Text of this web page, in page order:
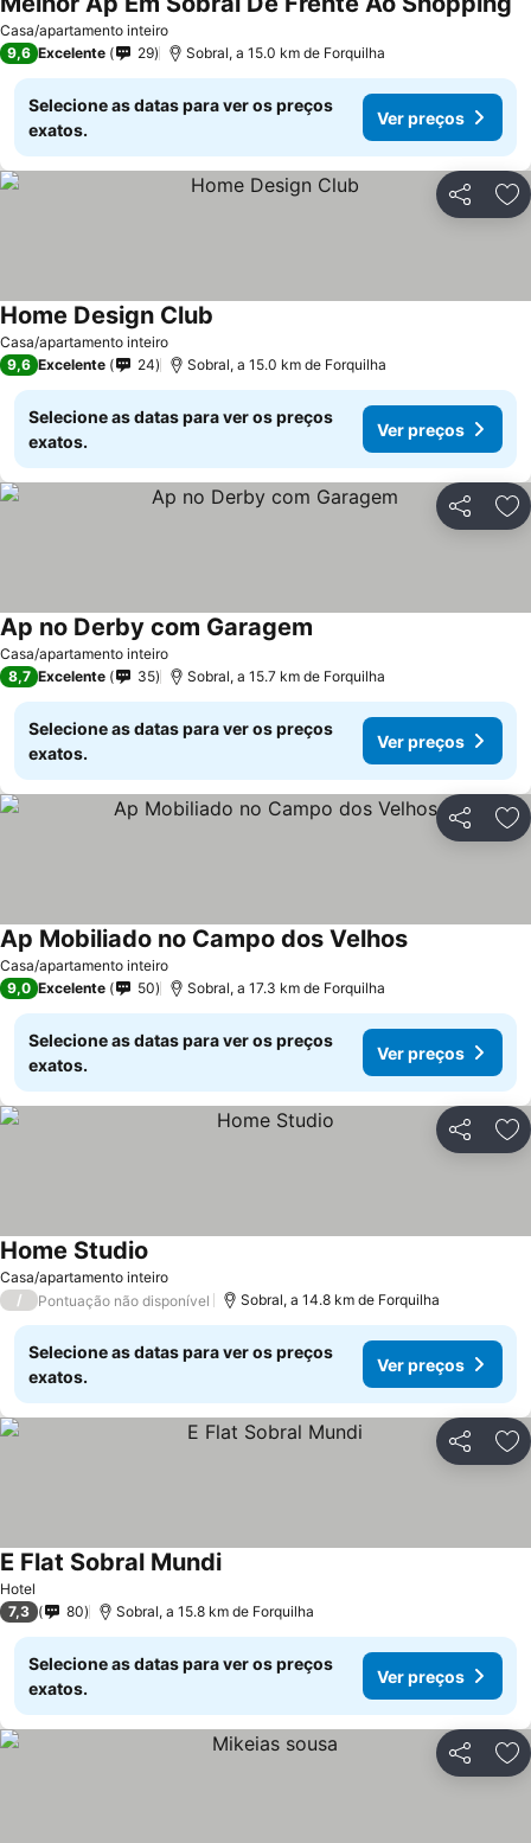
Casa/apartamento inteiro
9,6 Excelente 29 Sobral, a 15.0 km de Forquilha
Selecione as datas para ver os preços
exatos.
Ver preços
Partilhar
Casa/apartamento inteiro
Home Design Club
9,6 Excelente 24 Sobral, a 15.0 km de Forquilha
Selecione as datas para ver os preços
exatos.
Ver preços
Partilhar
Casa/apartamento inteiro
Ap no Derby com Garagem
8,7 Excelente 35 Sobral, a 15.7 km de Forquilha
Selecione as datas para ver os preços
exatos.
Ver preços
Partilhar
Casa/apartamento inteiro
Ap Mobiliado no Campo dos VelhosVer preços
9,0 Excelente 50 Sobral, a 17.3 km de Forquilha
Selecione as datas para ver os preços
exatos.
Ver preços
Partilhar
Casa/apartamento inteiro
Home Studio
/ Pontuação não disponível Sobral, a 14.8 km de Forquilha
Selecione as datas para ver os preços
exatos.
Ver preços
Partilhar
Hotel
E Flat Sobral MundiVer preços
7,3 80 Sobral, a 15.8 km de Forquilha
Selecione as datas para ver os preços
exatos.
Ver preços
Partilhar